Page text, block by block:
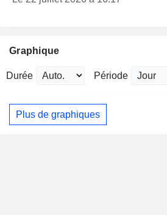
Graphique
Durée Période
Plus de graphiques